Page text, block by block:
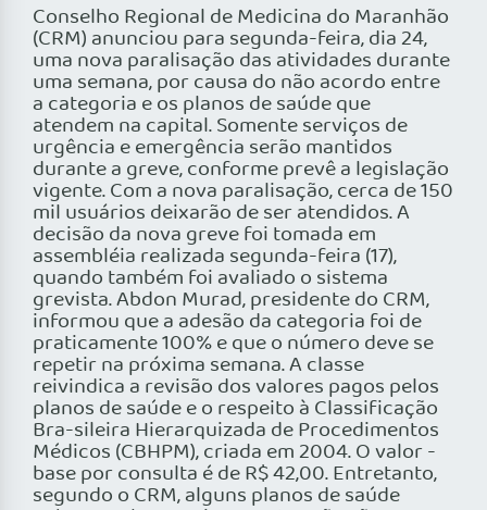
Conselho Regional de Medicina do Maranhão
(CRM) anunciou para segunda-feira, dia 24,
uma nova paralisação das atividades durante
uma semana, por causa do não acordo entre
a categoria e os planos de saúde que
atendem na capital. Somente serviços de
urgência e emergência serão mantidos
durante a greve, conforme prevê a legislação
vigente. Com a nova paralisação, cerca de 150
mil usuários deixarão de ser atendidos. A
decisão da nova greve foi tomada em
assembléia realizada segunda-feira (17),
quando também foi avaliado o sistema
grevista. Abdon Murad, presidente do CRM,
informou que a adesão da categoria foi de
praticamente 100% e que o número deve se
repetir na próxima semana. A classe
reivindica a revisão dos valores pagos pelos
planos de saúde e o respeito à Classificação
Bra-sileira Hierarquizada de Procedimentos
Médicos (CBHPM), criada em 2004. O valor -
base por consulta é de R$ 42,00. Entretanto,
segundo o CRM, alguns planos de saúde